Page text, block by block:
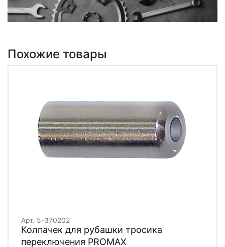
Похожие товары
Арт. 5-370202
Колпачек для рубашки тросика
переключения PROMAX